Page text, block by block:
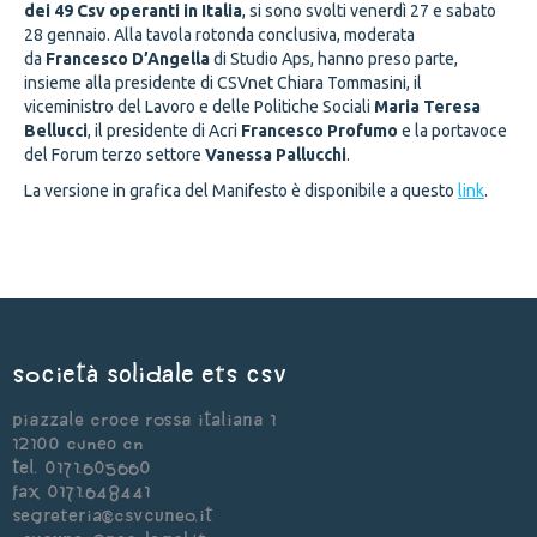
dei 49 Csv operanti in Italia, si sono svolti venerdì 27 e sabato
28 gennaio. Alla tavola rotonda conclusiva, moderata
da Francesco D’Angelladi Studio Aps, hanno preso parte,
insieme alla presidente di CSVnet Chiara Tommasini, il
viceministro del Lavoro e delle Politiche Sociali Maria Teresa
Bellucci, il presidente di Acri Francesco Profumo e la portavoce
del Forum terzo settore Vanessa Pallucchi.
La versione in grafica del Manifesto è disponibile a questo link.
Società Solidale ets CSV
Piazzale Croce Rossa Italiana 1
12100 Cuneo CN
Tel. 0171.605660
Fax 0171.648441
segreteria@csvcuneo.it